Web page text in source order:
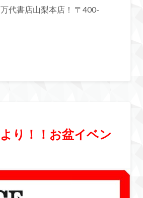
代書店山梨本店！ 〒400-
り！！お盆イベン